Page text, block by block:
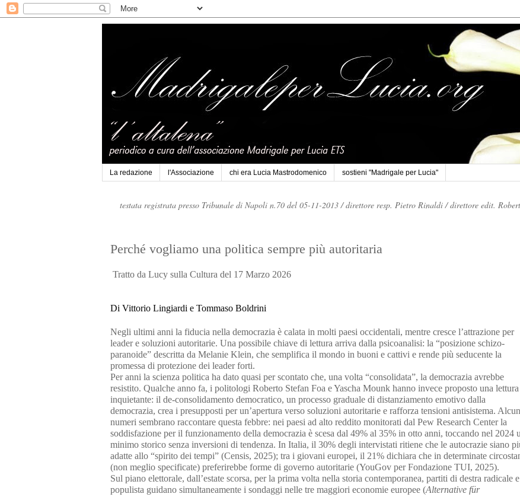
La redazione l'Associazione chi era Lucia Mastrodomenico sostieni "Madrigale per Lucia"
testata registrata presso Tribunale di Napoli n.70 del 05-11-2013 /direttore resp. Pietro Rinaldi /direttore edit.
Perché vogliamo una politica sempre più autoritaria
Tratto da Lucy sulla Cultura del 17 Marzo 2026
Di Vittorio Lingiardi e Tommaso Boldrini
Negli ultimi anni la fiducia nella democrazia è calata in molti paesi occidentali, mentre cresce l’attrazione per
leader e soluzioni autoritarie. Una possibile chiave di lettura arriva dalla psicoanalisi: la “posizione schizo-
paranoide” descritta da Melanie Klein, che semplifica il mondo in buoni e cattivi e rende più seducente la
promessa di protezione dei leader forti.
Per anni la scienza politica ha dato quasi per scontato che, una volta “consolidata”, la democrazia avrebbe
resistito. Qualche anno fa, i politologi Roberto Stefan Foa e Yascha Mounk hanno invece proposto una lettura
inquietante: il de-consolidamento democratico, un processo graduale di distanziamento emotivo dalla
democrazia, crea i presupposti per un’apertura verso soluzioni autoritarie e rafforza tensioni antisistema.
numeri sembrano raccontare questa febbre: nei paesi ad alto reddito monitorati dal Pew Research Center la
soddisfazione per il funzionamento della democrazia è scesa dal 49% al 35% in otto anni, toccando nel 2024
minimo storico senza inversioni di tendenza. In Italia, il 30% degli intervistati ritiene che le autocrazie siano
adatte allo “spirito dei tempi” (Censis, 2025); tra i giovani europei, il 21% dichiara che in determinate
(non meglio specificate) preferirebbe forme di governo autoritarie (YouGov per Fondazione TUI, 2025).
Sul piano elettorale, dall’estate scorsa, per la prima volta nella storia contemporanea, partiti di destra radicale e
populista guidano simultaneamente i sondaggi nelle tre maggiori economie europee (Alternative für